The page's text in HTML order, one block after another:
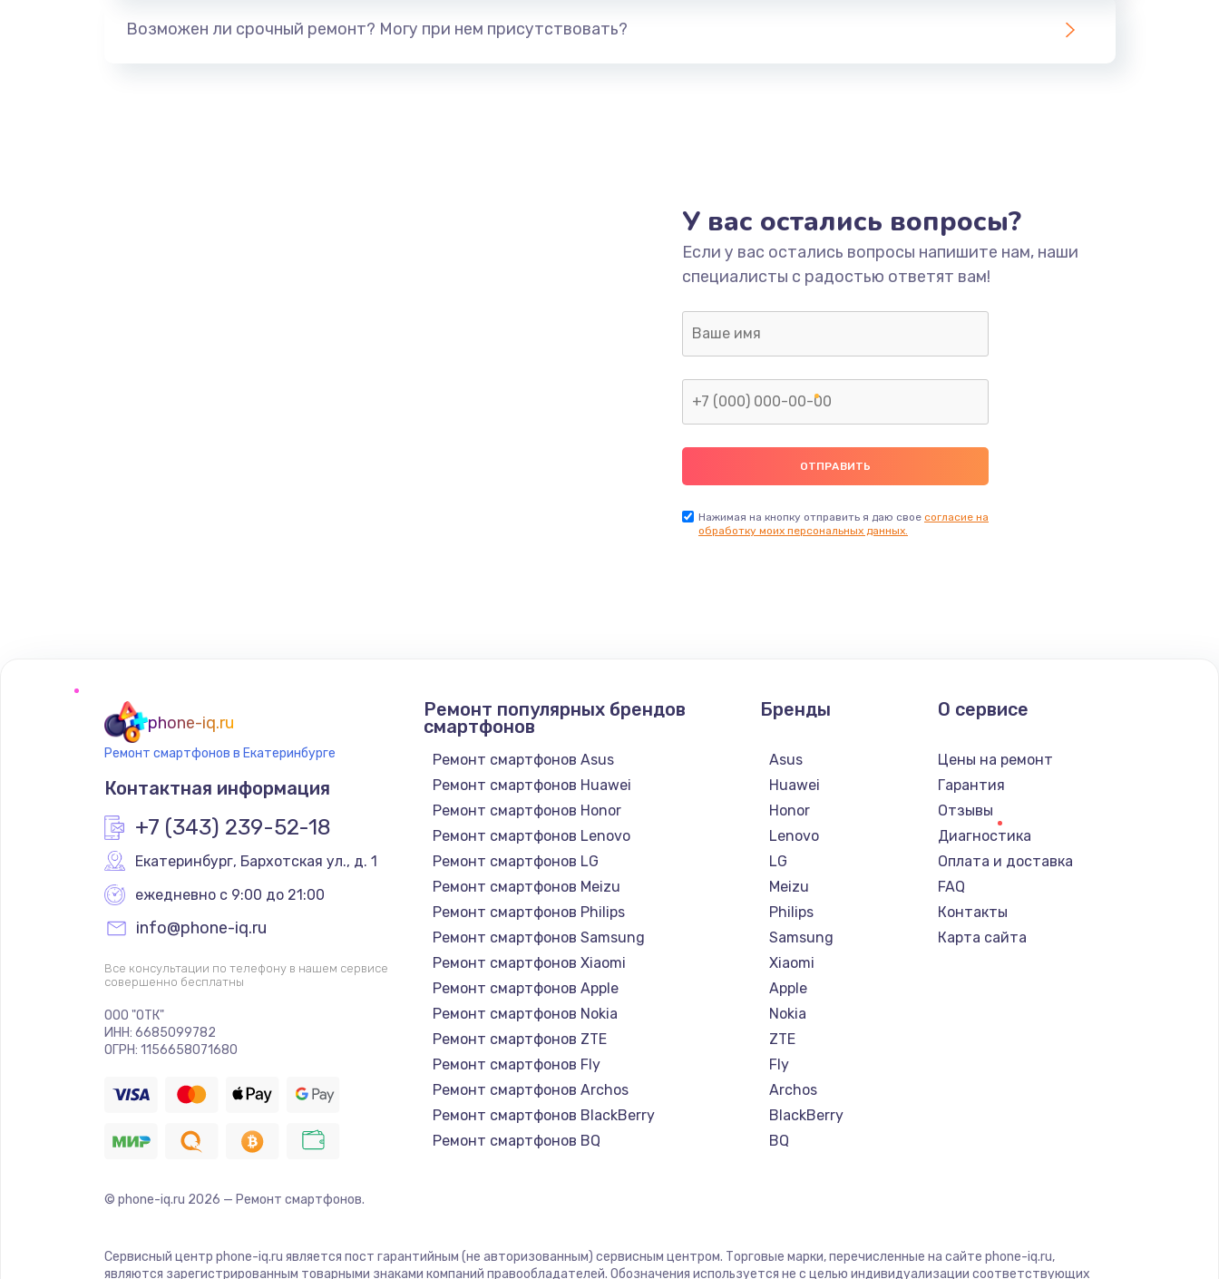
Возможен ли срочный ремонт? Могу при нем присутствовать?
У вас остались вопросы?
Если у вас остались вопросы напишите нам, наши
специалисты с радостью ответят вам!
Нажимая на кнопку отправить я даю свое согласие на
обработку моих персональных данных.
phone-iq.ru
Ремонт смартфонов в Екатеринбурге
Контактная информация
+7 (343) 239-52-18
Екатеринбург, Бархотская ул., д. 1
ежедневно с 9:00 до 21:00
info@phone-iq.ru
Все консультации по телефону в нашем сервисе
совершенно бесплатны
ООО "ОТК"
ИНН: 6685099782
ОГРН: 1156658071680
Ремонт популярных брендов
смартфонов
Ремонт смартфонов Asus
Ремонт смартфонов Huawei
Ремонт смартфонов Honor
Ремонт смартфонов Lenovo
Ремонт смартфонов LG
Ремонт смартфонов Meizu
Ремонт смартфонов Philips
Ремонт смартфонов Samsung
Ремонт смартфонов Xiaomi
Ремонт смартфонов Apple
Ремонт смартфонов Nokia
Ремонт смартфонов ZTE
Ремонт смартфонов Fly
Ремонт смартфонов Archos
Ремонт смартфонов BlackBerry
Ремонт смартфонов BQ
Ремонт смартфонов Irbis
Бренды
Asus
Huawei
Honor
Lenovo
LG
Meizu
Philips
Samsung
Xiaomi
Apple
Nokia
ZTE
Fly
Archos
BlackBerry
BQ
Irbis
О сервисе
Цены на ремонт
Гарантия
Отзывы
Диагностика
Оплата и доставка
FAQ
Контакты
Карта сайта
© phone-iq.ru 2026 — Ремонт смартфонов.
Сервисный центр phone-iq.ru является пост гарантийным (не авторизованным) сервисным центром. Торговые марки, перечисленные на сайте phone-iq.ru,
являются зарегистрированным товарными знаками компаний правообладателей. Обозначения используется не с целью индивидуализации соответствующих